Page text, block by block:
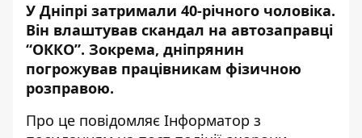
У Дніпрі затримали 40-річного чоловіка.
Він влаштував скандал на автозаправці
“ОККО”. Зокрема, дніпрянин
погрожував працівникам фізичною
розправою.
Про це повідомляє Інформатор з